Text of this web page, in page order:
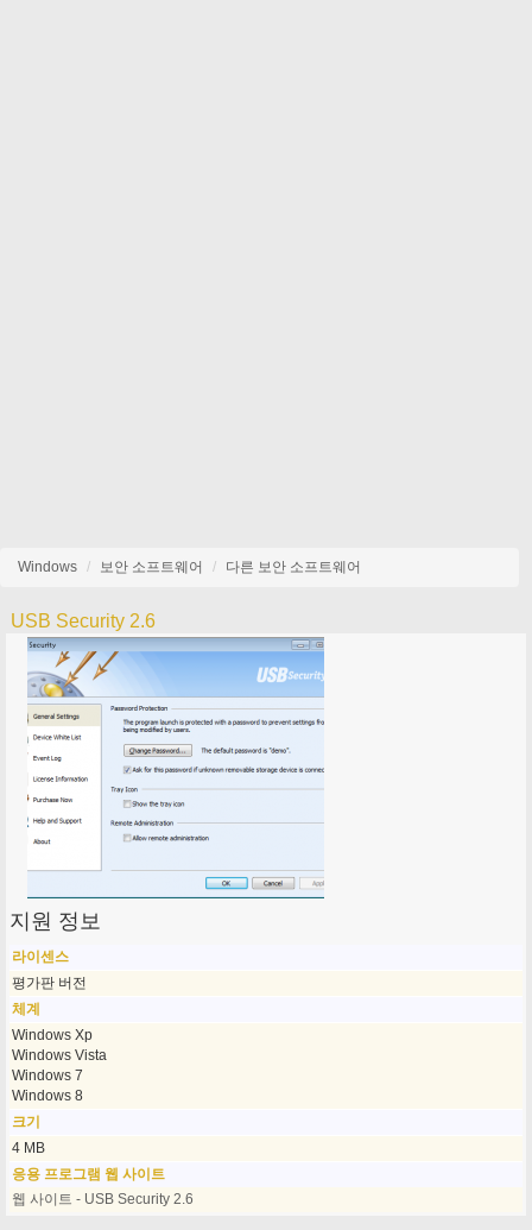
Windows 보안 소프트웨어 다른 보안 소프트웨어
USB Security 2.6
지원 정보
라이센스
평가판 버전
체계
Windows Xp
Windows Vista
Windows 7
Windows 8
크기
4 MB
응용 프로그램 웹 사이트
웹 사이트 - USB Security 2.6